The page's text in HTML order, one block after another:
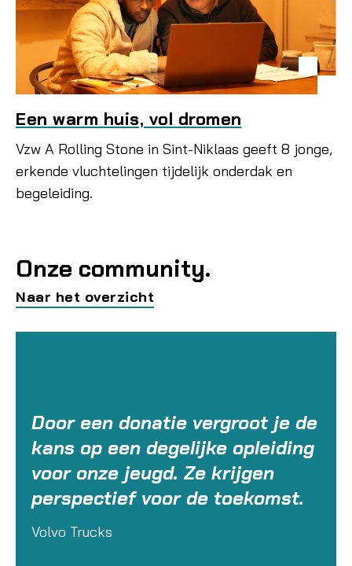
Een warm huis, vol dromen
Vzw A Rolling Stone in Sint-Niklaas geeft 8 jonge,
erkende vluchtelingen tijdelijk onderdak en
begeleiding.
Onze community.
Naar het overzicht
Door een donatie vergroot je de
kans op een degelijke opleiding
voor onze jeugd. Ze krijgen
perspectief voor de toekomst.
Volvo Trucks